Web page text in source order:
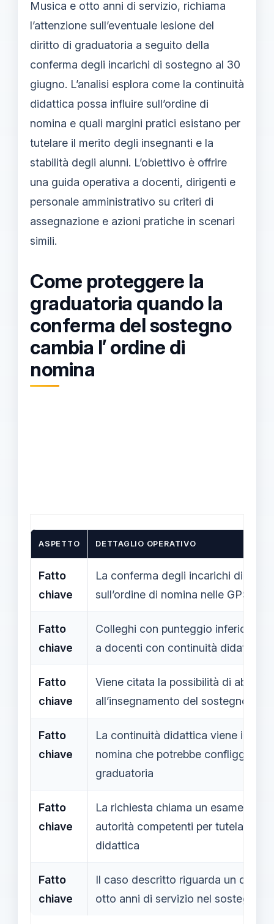
Musica e otto anni di servizio, richiama
l’attenzione sull’eventuale lesione del
diritto di graduatoria a seguito della
conferma degli incarichi di sostegno al 30
giugno. L’analisi esplora come la continuità
didattica possa influire sull’ordine di
nomina e quali margini pratici esistano per
tutelare il merito degli insegnanti e la
stabilità degli alunni. L’obiettivo è offrire
una guida operativa a docenti, dirigenti e
personale amministrativo su criteri di
assegnazione e azioni pratiche in scenari
simili.
Come proteggere la
graduatoria quando la
conferma del sostegno
cambia l’ ordine di
nomina
ASPETTO DETTAGLIO OPERATIVO
Fatto
chiave
La conferma degli incarichi di
sull’ordine di nomina nelle GPS
Fatto
chiave
Colleghi con punteggio inferiore
a docenti con continuità didattica
Fatto
chiave
Viene citata la possibilità di
all’insegnamento del sostegno
Fatto
chiave
La continuità didattica viene
nomina che potrebbe confliggere
graduatoria
Fatto
chiave
La richiesta chiama un esame
autorità competenti per tutelare il
didattica
Fatto
chiave
Il caso descritto riguarda un
otto anni di servizio nel sostegno